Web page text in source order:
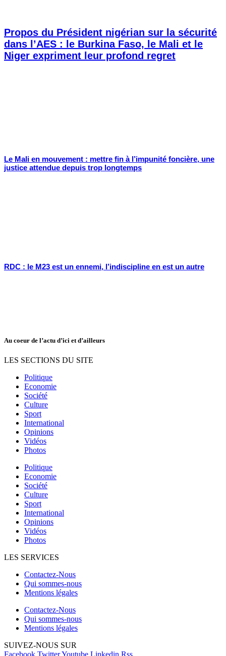
Propos du Président nigérian sur la sécurité
dans l’AES : le Burkina Faso, le Mali et le
Niger expriment leur profond regret
Le Mali en mouvement : mettre fin à l’impunité foncière, une
justice attendue depuis trop longtemps
RDC : le M23 est un ennemi, l’indiscipline en est un autre
Au coeur de l’actu d’ici et d’ailleurs
LES SECTIONS DU SITE
Politique
Economie
Société
Culture
Sport
International
Opinions
Vidéos
Photos
Politique
Economie
Société
Culture
Sport
International
Opinions
Vidéos
Photos
LES SERVICES
Contactez-Nous
Qui sommes-nous
Mentions légales
Contactez-Nous
Qui sommes-nous
Mentions légales
SUIVEZ-NOUS SUR
Facebook TwitterYoutube Linkedin Rss